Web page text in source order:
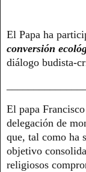
El Papa ha
conversión
diálogo budista-
El papa
delegación de
que, tal como ha
objetivo
religiosos